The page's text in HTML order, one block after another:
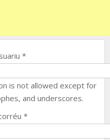
*
is not allowed except for
and underscores.
*